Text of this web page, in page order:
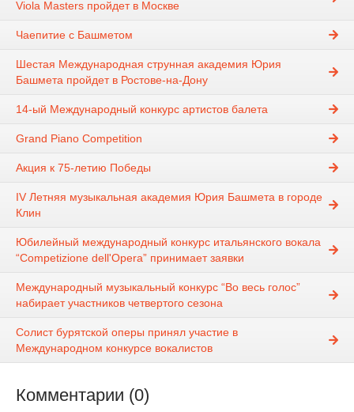
Viola Masters пройдет в Москве
Чаепитие с Башметом
Шестая Международная струнная академия Юрия
Башмета пройдет в Ростове-на-Дону
14-ый Международный конкурс артистов балета
Grand Piano Competition
Акция к 75-летию Победы
IV Летняя музыкальная академия Юрия Башмета в городе
Клин
Юбилейный международный конкурс итальянского вокала
“Competizione dell'Opera” принимает заявки
Международный музыкальный конкурс “Во весь голос”
набирает участников четвертого сезона
Солист бурятской оперы принял участие в
Международном конкурсе вокалистов
Комментарии (0)